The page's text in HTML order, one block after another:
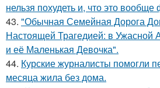
нельзя похудеть и, что это вообще
43. "Обычная Семейная Дорога
Настоящей Трагедией: в Ужасной
и её Маленькая Девочка".
44. Курские журналисты помогли
месяца жила без дома.